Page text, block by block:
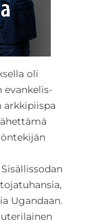
oli
evankelis-
arkkipiispa
Ugandaan.